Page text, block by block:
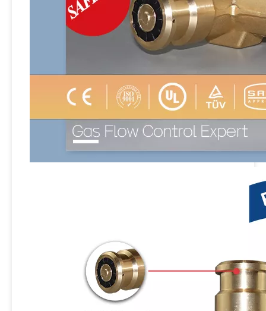
Pengunci Katup Pengisi Tangki LPG Gas Changeover Auto Shut Off LPG Valve
Barbekyu Menggunakan Pressure Relief Brass LPG Valve